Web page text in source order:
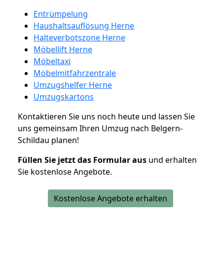
Entrümpelung
Haushaltsauflösung Herne
Halteverbotszone Herne
Möbellift Herne
Möbeltaxi
Möbelmitfahrzentrale
Umzugshelfer Herne
Umzugskartons
Kontaktieren Sie uns noch heute und lassen Sie
uns gemeinsam Ihren Umzug nach Belgern-
Schildau planen!
Füllen Sie jetzt das Formular aus und erhalten
Sie kostenlose Angebote.
Kostenlose Angebote erhalten